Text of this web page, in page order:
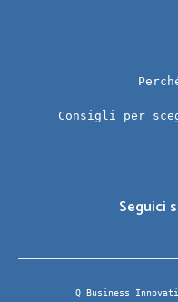
Consigli per
Seguici
Q Business